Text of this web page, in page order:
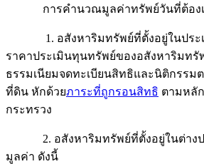
การคำนวณมูลค่าทรัพย์วันที่ต้องเสี
1. อสังหาริมทรัพย์ที่ตั้งอยู่ในประเท
ราคาประเมินทุนทรัพย์ของอสังหาริมทรัพ
ธรรมเนียมจดทะเบียนสิทธิและนิติกรรม
ที่ดิน หักด้วยภาระที่ถูกรอนสิทธิ ตามหลั
กระทรวง
2. อสังหาริมทรัพย์ที่ตั้งอยู่ในต่างป
มูลค่า ดังนี้